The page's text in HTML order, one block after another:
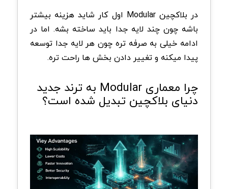
در بلاکچین Modular اول کار شاید هزینه بیشتر
باشه چون چند لایه جدا باید ساخته بشه. اما در
ادامه خیلی به صرفه تره چون هر لایه جدا توسعه
پیدا میکنه و تغییر دادن بخش ها راحت تره.
چرا معماری Modular به ترند جدید
دنیای بلاکچین تبدیل شده است؟